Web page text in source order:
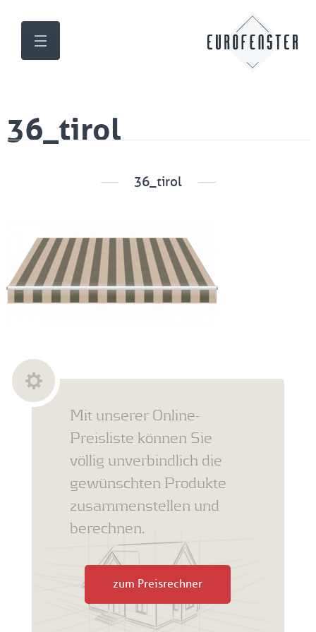
36_tirol
36_tirol
Mit unserer Online-
Preisliste können Sie
völlig unverbindlich die
gewünschten Produkte
zusammenstellen und
berechnen.
zum Preisrechner